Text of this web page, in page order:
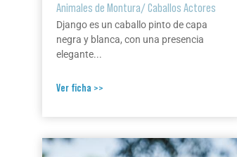
Animales de Montura/Caballos Actores
Django es un caballo pinto de capa
negra y blanca, con una presencia
elegante...
Ver ficha >>